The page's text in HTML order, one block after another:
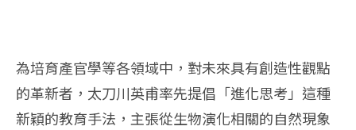
為培育產官學等各領域中，對未來具有創造性觀點
的革新者，太刀川英甫率先提倡「進化思考」這種
新穎的教育手法，主張從生物演化相關的自然現象